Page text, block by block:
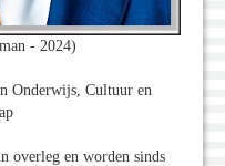
- 2024)
Onderwijs, Cultuur en
overleg en worden sinds